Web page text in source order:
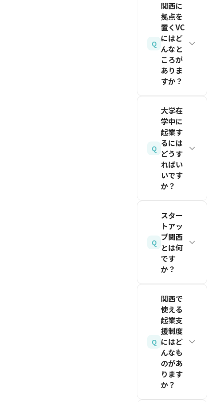
ーンを見
つけまし
ょう。
異なるた
め、自社
にとって
最も重要
な指標
（North
Star
を定義
し、継続
的に追跡
すること
が大切で
す。
積、東京
より低い
生活コス
ト・オフ
ィスコス
トという
スタート
アップ育
成5か年
計画でグ
ローバル
拠点都市
京都を中
心に、支
援施設や
VC拠点
ます。
関連記事
を読む
SEEDが
主催する
「スター
トアップ
関西」
は、関西
起業イベ
ントで、
VCや先
輩起業家
との直接
交流の機
のほか、
大阪イノ
ベーショ
ンハブ
（OIH）、
ーチパー
ク
（KRP）、
KOIN（京
都）など
でも定期
的にスタ
Q
関西に
拠点を
置くVC
にはど
んなと
ころが
ありま
すか？
SEED、
Hack
Ventures、
池田泉州
キャピタ
ル、ニッ
ル、リア
ルテック
ファンド
関西オフ
ィスなど
です。東
京拠点で
も関西に
投資する
VCは多
く、オン
ライン面
Q
大学在
学中に
起業す
るには
どうす
ればい
いです
か？
学には起
業支援制
度やイン
キュベー
ション施
ます。ま
ずは学内
の起業支
援窓口に
相談する
か、スタ
ートアッ
Q
スター
トアッ
プ関西
とは何
です
か？
アップ関
西は、プ
レシー
ド・シー
ド特化
VCの
THE
Q
関西で
使える
起業支
援制度
にはど
んなも
のがあ
ります
か？